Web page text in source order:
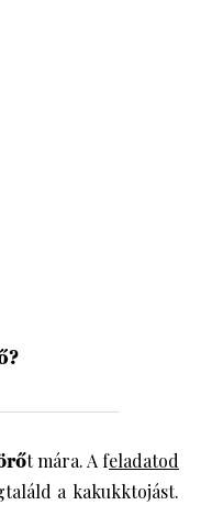
t mára. A feladatod
a kakukktojást.